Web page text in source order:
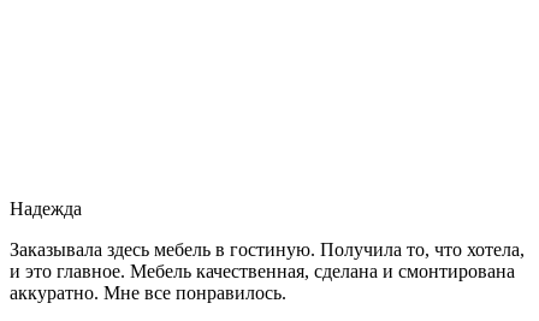
Надежда
Заказывала здесь мебель в гостиную. Получила то, что хотела,
и это главное. Мебель качественная, сделана и смонтирована
аккуратно. Мне все понравилось.